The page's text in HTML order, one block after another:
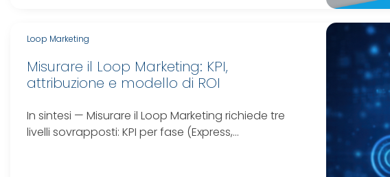
Loop Marketing
Misurare il Loop Marketing: KPI,
attribuzione e modello di ROI
In sintesi — Misurare il Loop Marketing richiede tre
livelli sovrapposti: KPI per fase (Express,…